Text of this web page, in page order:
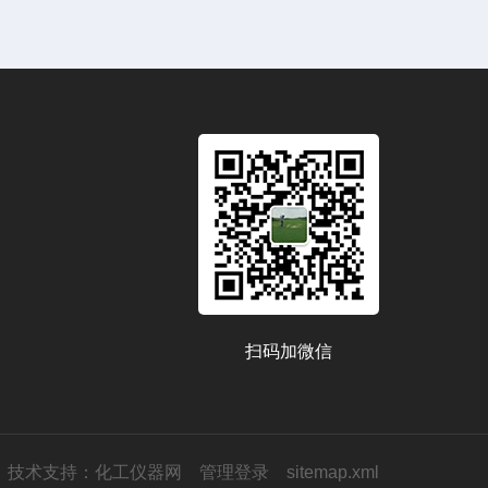
扫码加微信
技术支持： 化工仪器网 管理登录 sitemap.xml